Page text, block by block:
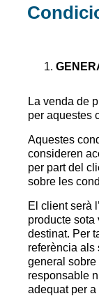
La venda de
per aquestes
Aquestes
consideren
per part del
sobre les
El client serà
producte sota
destinat. Per
referència als
general sobre
responsable
adequat per